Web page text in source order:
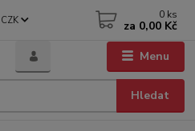
Menu
CZK
Hledat
0 ks
za 0,00 Kč